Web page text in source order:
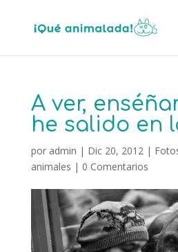
A ver,
he salido en
por admin | Dic 20, 2012|
animales | 0 Comentarios